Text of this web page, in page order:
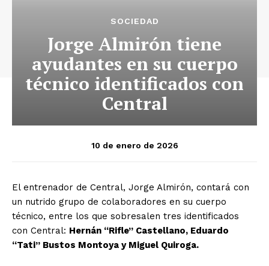
SOCIEDAD
Jorge Almirón tiene
ayudantes en su cuerpo
técnico identificados con
Central
10 de enero de 2026
El entrenador de Central, Jorge Almirón, contará con
un nutrido grupo de colaboradores en su cuerpo
técnico, entre los que sobresalen tres identificados
con Central: Hernán “Rifle” Castellano, Eduardo
“Tati” Bustos Montoya y Miguel Quiroga.